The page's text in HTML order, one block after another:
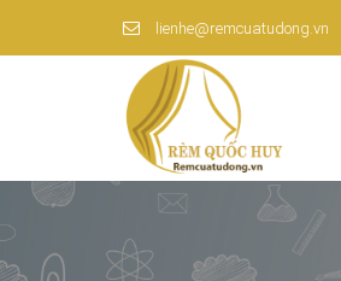
lienhe@remcuatudong.vn